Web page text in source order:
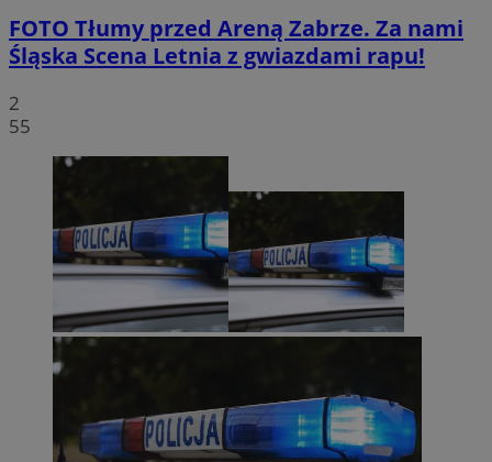
FOTO Tłumy przed Areną Zabrze. Za nami
Śląska Scena Letnia z gwiazdami rapu!
2
55